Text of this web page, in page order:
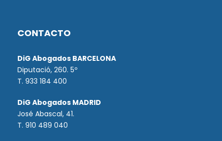
CONTACTO
DiG Abogados BARCELONA
Diputació, 260. 5º
T. 933 184 400
DiG Abogados MADRID
José Abascal, 41.
T. 910 489 040